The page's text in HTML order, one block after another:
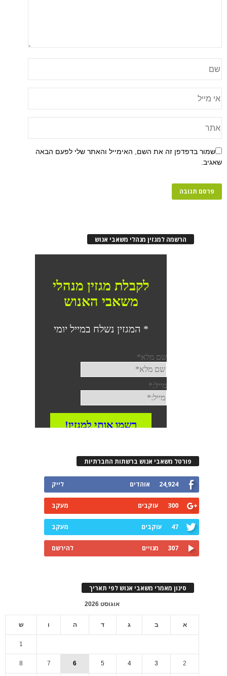
שמור בדפדפן זה את השם, האימייל והאתר שלי לפעם הבאה
שאגיב.
הרשמה למגזין מנהלי משאבי אנוש
פורטל משאבי אנוש ברשתות החברתיות
24,924 אוהדים לייק
300 עוקבים מעקב
47 עוקבים מעקב
307 מנויים להירשם
סינון מאמרי משאבי אנוש לפי תאריך
אוגוסט 2026
א ב ג ד ה ו ש
1
2
3
4
5
6
7
8